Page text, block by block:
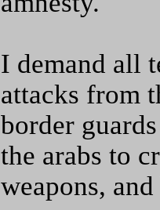
I demand all
attacks from
border
the arabs to
weapons,